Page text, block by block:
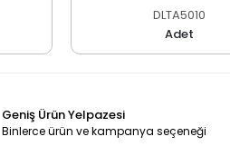
DLTA5010
Adet
Geniş Ürün Yelpazesi
Binlerce ürün ve kampanya seçeneği